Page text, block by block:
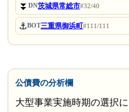
⏬DN茨城県常総市#32/40
⚓BOT三重県御浜町#111/111
公債費の分析欄
大型事業実施時期の選択